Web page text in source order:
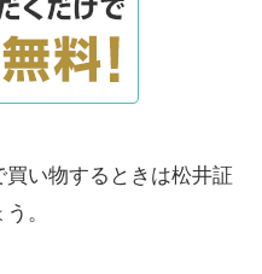
い物するときは松井証
。